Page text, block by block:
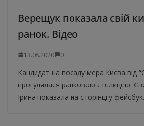
Верещук показала свій
ранок. Відео
13.08.2020 0
Кандидат на посаду мера Києва від
прогулялася ранковою столицею.
Ірина показала на сторінці у